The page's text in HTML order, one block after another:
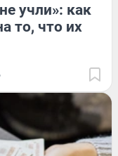
учли»: как
то, что их